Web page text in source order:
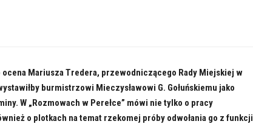
ocena Mariusza Tredera, przewodniczącego Rady Miejskiej w
burmistrzowi Mieczysławowi G. Gołuńskiemu jako
W „Rozmowach w Perełce” mówi nie tylko o pracy
o plotkach na temat rzekomej próby odwołania go z funkcji